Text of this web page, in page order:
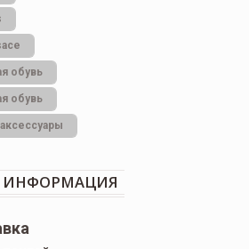
обувь
обувь
ИНФОРМАЦИЯ